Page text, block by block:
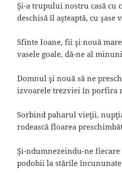
Şi-a trupului nostru casă cu
deschisă îl aşteaptă, cu şase
Sfinte Ioane, fii şi nouă
vasele goale, dă-ne al
Domnul şi nouă să ne
izvoarele trezviei în porfira
Sorbind paharul vieţii,
rodească floarea
Şi-ndumnezeindu-ne
podobii la stările